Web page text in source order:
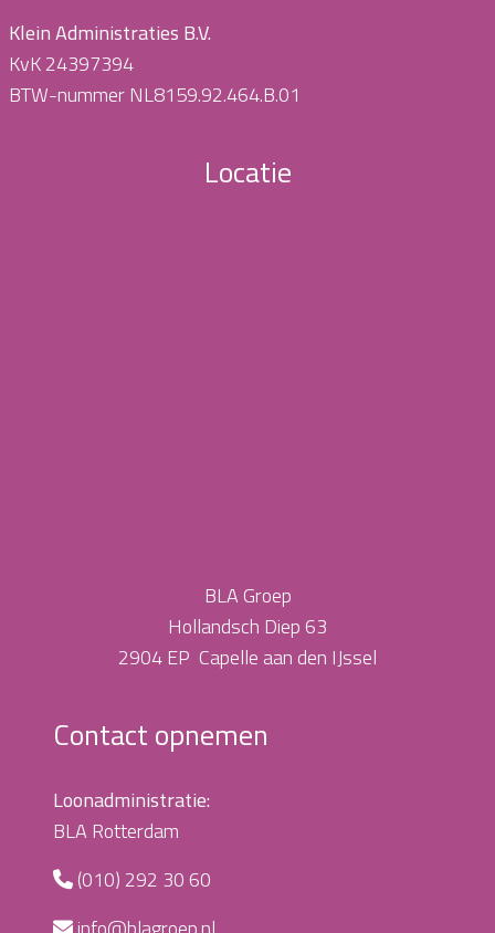
Klein Administraties B.V.
KvK 24397394
BTW-nummer NL8159.92.464.B.01
Locatie
BLA Groep
Hollandsch Diep 63
2904 EP Capelle aan den IJssel
Contact opnemen
Loonadministratie:
BLA Rotterdam
(010) 292 30 60